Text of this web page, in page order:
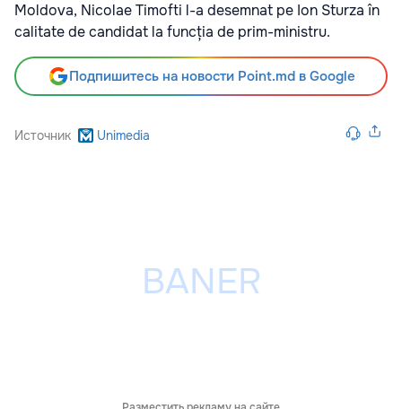
Moldova, Nicolae Timofti l-a desemnat pe Ion Sturza în
calitate de candidat la funcția de prim-ministru.
Подпишитесь на новости Point.md в Google
Источник Unimedia